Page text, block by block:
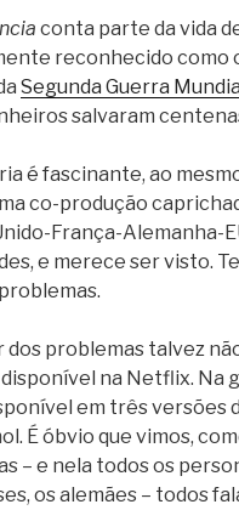
conta parte da vida
reconhecido como
Segunda Guerra
salvaram
é fascinante, ao
co-produção
França-Alemanha-
e merece ser visto.
dos problemas talvez
na Netflix. Na
em três versões
É óbvio que vimos,
– e nela todos os
os alemães – todos